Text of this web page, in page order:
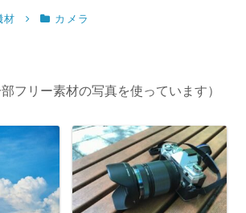
材 カメラ
フリー素材の写真を使っています）